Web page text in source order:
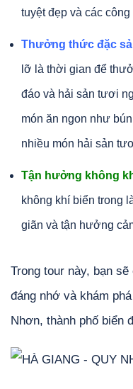
tuyệt đẹp và các
Thưởng thức đặc
lỡ là thời gian để
đáo và hải sản tươi
món ăn ngon như
nhiều món hải sản
Tận hưởng không
không khí biển trong
giãn và tận hưởng
Trong tour này, bạn
đáng nhớ và khám
Nhơn, thành phố biển